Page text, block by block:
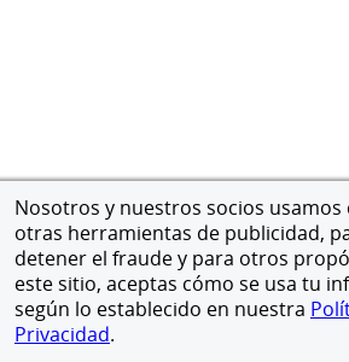
Nosotros y nuestros socios usamos
otras herramientas de publicidad,
detener el fraude y para otros
este sitio, aceptas cómo se usa tu
según lo establecido en nuestra
Privacidad.